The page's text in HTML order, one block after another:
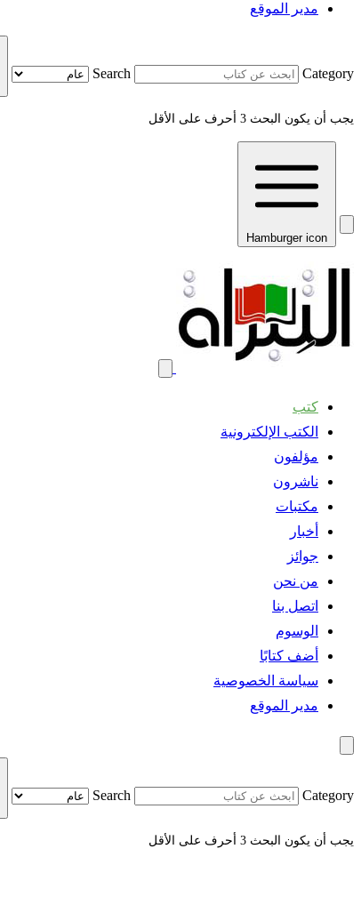
مدير الموقع
Search Category
يجب أن يكون البحث 3 أحرف على الأقل
Hamburger icon
كتب
الكتب الإلكترونية
مؤلفون
ناشرون
مكتبات
أخبار
جوائز
من نحن
اتصل بنا
الوسوم
أضف كتابًا
سياسة الخصوصية
مدير الموقع
Search Category
يجب أن يكون البحث 3 أحرف على الأقل